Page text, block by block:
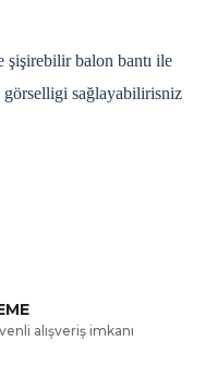
şişirebilir balon bantı ile
sağlayabilirisniz
alışveriş imkanı